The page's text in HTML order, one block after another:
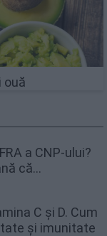
ouă
a CNP-ului?
că...
C și D. Cum
și imunitate